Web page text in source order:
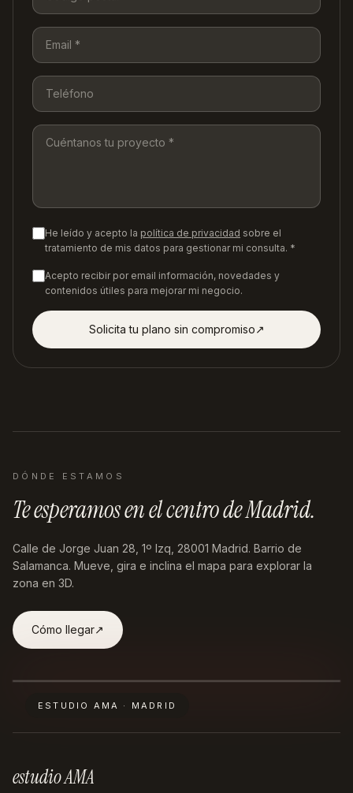
He leído y acepto la política de privacidad sobre el
tratamiento de mis datos para gestionar mi consulta. *
Acepto recibir por email información, novedades y
contenidos útiles para mejorar mi negocio.
Solicita tu plano sin compromiso↗︎
DÓNDE ESTAMOS
Te esperamos enel centro de Madrid.
Calle de Jorge Juan 28, 1º Izq, 28001 Madrid. Barrio de
Salamanca. Mueve, gira e inclina el mapa para explorar la
zona en 3D.
Cómo llegar↗︎
ESTUDIO AMA · MADRID
estudio AMA